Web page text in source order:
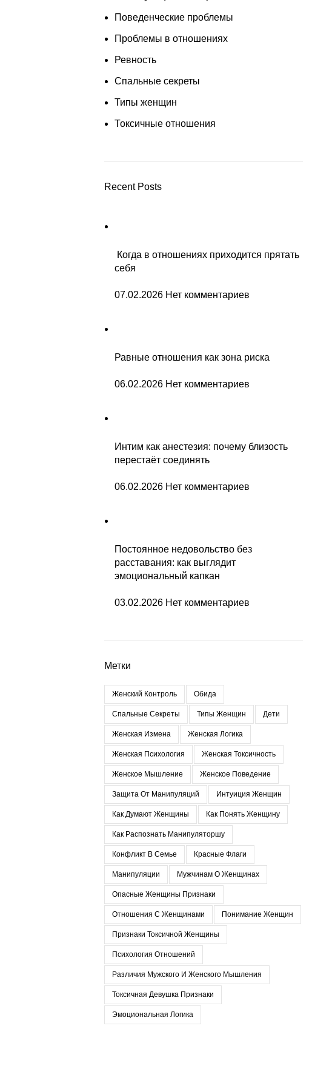
Поведенческие проблемы
Проблемы в отношениях
Ревность
Спальные секреты
Типы женщин
Токсичные отношения
Recent Posts
Когда в отношениях приходится прятать
себя
07.02.2026 Нет комментариев
Равные отношения как зона риска
06.02.2026 Нет комментариев
Интим как анестезия: почему близость
перестаёт соединять
06.02.2026 Нет комментариев
Постоянное недовольство без
расставания: как выглядит
эмоциональный капкан
03.02.2026 Нет комментариев
Метки
Женский Контроль Обида
Спальные Секреты Типы Женщин Дети
Женская Измена Женская Логика
Женская Психология Женская Токсичность
Женское Мышление Женское Поведение
Защита От Манипуляций Интуиция Женщин
Как Думают Женщины Как Понять Женщину
Как Распознать Манипуляторшу
Конфликт В Семье Красные Флаги
Манипуляции Мужчинам О Женщинах
Опасные Женщины Признаки
Отношения С Женщинами Понимание Женщин
Признаки Токсичной Женщины
Психология Отношений
Различия Мужского И Женского Мышления
Токсичная Девушка Признаки
Эмоциональная Логика